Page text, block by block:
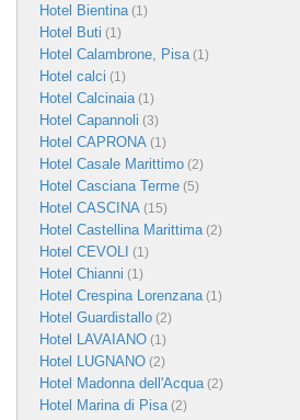
Hotel Bientina(1)
Hotel Buti (1)
Hotel Calambrone, Pisa(1)
Hotel calci (1)
Hotel Calcinaia(1)
Hotel Capannoli (3)
Hotel CAPRONA (1)
Hotel Casale Marittimo (2)
Hotel Casciana Terme (5)
Hotel CASCINA (15)
Hotel Castellina Marittima(2)
Hotel CEVOLI (1)
Hotel Chianni (1)
Hotel Crespina Lorenzana(1)
Hotel Guardistallo (2)
Hotel LAVAIANO (1)
Hotel LUGNANO (2)
Hotel Madonna dell'Acqua(2)
Hotel Marina di Pisa(2)